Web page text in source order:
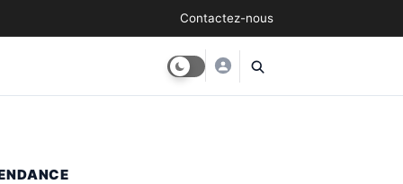
Contactez-nous